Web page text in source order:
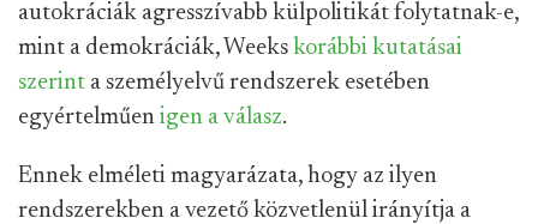
autokráciák agresszívabb külpolitikát folytatnak-e,
mint a demokráciák, Weeks korábbi kutatásai
szerint a személyelvű rendszerek esetében
egyértelműen igen a válasz.
Ennek elméleti magyarázata, hogy az ilyen
rendszerekben a vezető közvetlenül irányítja a